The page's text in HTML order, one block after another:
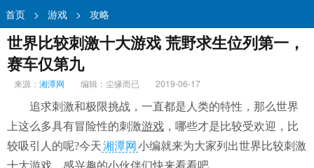
首页 > 游戏 > 攻略
世界比较刺激十大游戏 荒野求生位列第一，
赛车仅第九
来源： 湘潭网 编辑：尘缘而已
2019-06-17
追求刺激和极限挑战，一直都是人类的特性，那么世界
上这么多具有冒险性的刺激游戏 ，哪些才是比较受欢迎，比
较吸引人的呢?今天湘潭网 小编就来为大家列出世界比较刺激
十大游戏，感兴趣的小伙伴们快来看看吧。